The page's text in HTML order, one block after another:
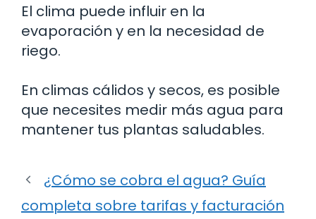
El clima puede influir en la
evaporación y en la necesidad de
riego.
En climas cálidos y secos, es posible
que necesites medir más agua para
mantener tus plantas saludables.
¿Cómo se cobra el agua? Guía
completa sobre tarifas y facturación